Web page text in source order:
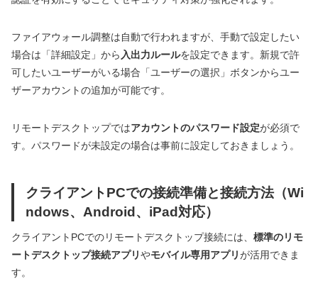
ファイアウォール調整は自動で行われますが、手動で設定したい
場合は「詳細設定」から 入出力ルールを設定できます。新規で許
可したいユーザーがいる場合「ユーザーの選択」ボタンからユー
ザーアカウントの追加が可能です。
リモートデスクトップではアカウントのパスワード設定が必須で
す。パスワードが未設定の場合は事前に設定しておきましょう。
クライアントPCでの接続準備と接続方法（Wi
ndows、Android、iPad対応）
クライアントPCでのリモートデスクトップ接続には、 標準のリモ
ートデスクトップ接続アプリやモバイル専用アプリが活用できま
す。